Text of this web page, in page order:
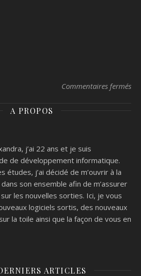
Commentaires fermés
A PROPOS
j’ai 22 ans et je suis
de développement informatique.
études, j’ai décidé de m’ouvrir à la
son ensemble afin de m’assurer
les nouvelles sorties. Ici, je vous
logiciels sortis, des nouveaux
la toile ainsi que la façon de vous en
ARTICLES